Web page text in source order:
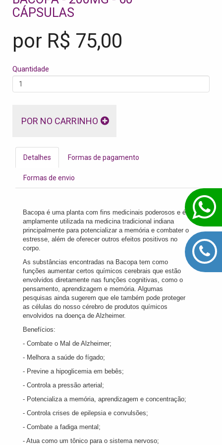
CÁPSULAS
por R$ 75,00
Quantidade
POR NO CARRINHO
Detalhes Formas de pagamento
Formas de envio
Bacopa é uma planta com fins medicinais poderosos e é
amplamente utilizada na medicina tradicional indiana
principalmente para potencializar a memória e combater o
estresse, além de oferecer outros efeitos positivos no
corpo.
As substâncias encontradas na Bacopa tem como
funções aumentar certos químicos cerebrais que estão
envolvidos diretamente nas funções cognitivas, como o
pensamento, aprendizagem e memória. Algumas
pesquisas ainda sugerem que ele também pode proteger
as células do nosso cérebro de produtos químicos
envolvidos na doença de Alzheimer.
Benefícios:
- Combate o Mal de Alzheimer;
- Melhora a saúde do fígado;
- Previne a hipoglicemia em bebês;
- Controla a pressão arterial;
- Potencializa a memória, aprendizagem e concentração;
- Controla crises de epilepsia e convulsões;
- Combate a fadiga mental;
- Atua como um tônico para o sistema nervoso;